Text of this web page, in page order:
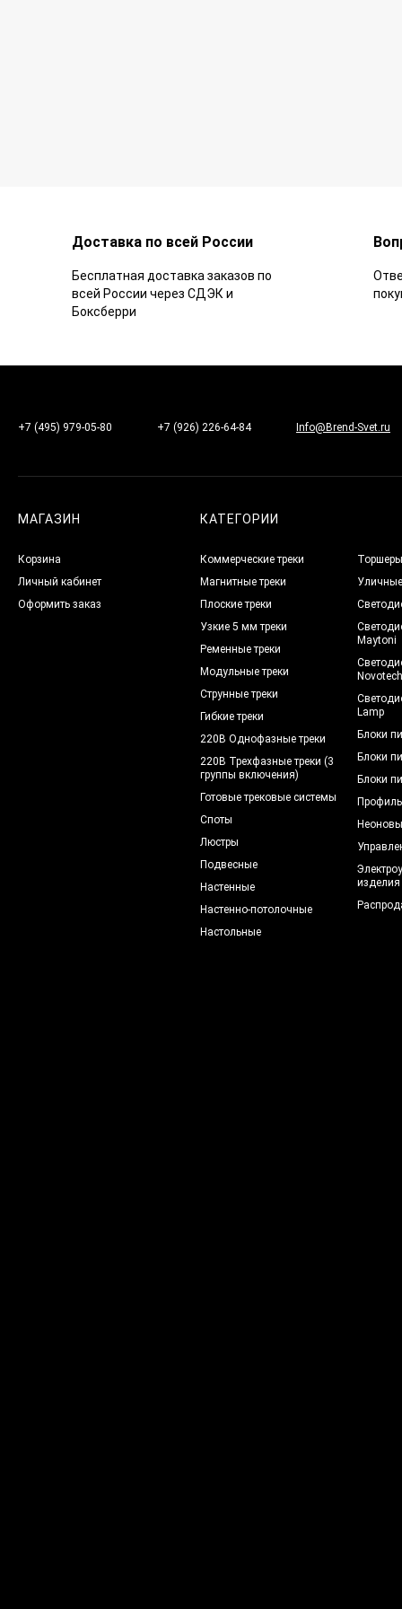
Доставка по всей России
Бесплатная доставка заказов по
всей России через СДЭК и
Боксберри
+7 (495) 979-05-80 +7 (926) 226-64-84 Info@Brend-Svet.ru
МАГАЗИН
Корзина
Личный кабинет
Оформить заказ
КАТЕГОРИИ
Коммерческие треки
Магнитные треки
Плоские треки
Узкие 5 мм треки
Ременные треки
Модульные треки
Струнные треки
Гибкие треки
220В Однофазные треки
220В Трехфазные треки (3
группы включения)
Готовые трековые системы
Споты
Люстры
Подвесные
Настенные
Настенно-потолочные
Настольные
Торшеры
Уличные
Maytoni
Novotech
Lamp
Блоки
Блоки
Блоки